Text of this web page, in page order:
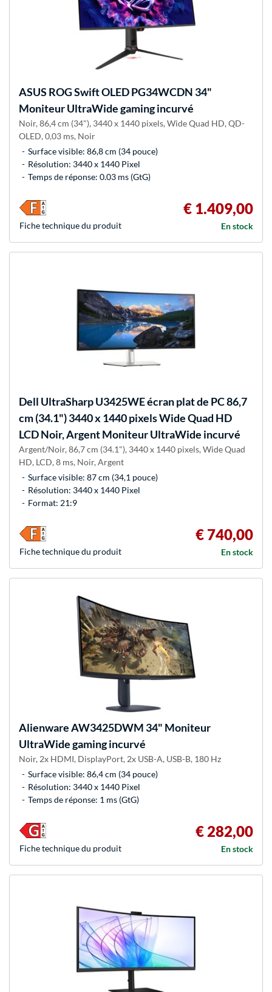
ASUS ROG Swift OLED PG34WCDN 34"
Moniteur UltraWide gaming incurvé
Noir, 86,4 cm (34"), 3440 x 1440 pixels, Wide Quad HD, QD-
OLED, 0,03 ms, Noir
Surface visible: 86,8 cm (34 pouce)
Résolution: 3440 x 1440 Pixel
Temps de réponse: 0.03 ms (GtG)
€ 1.409,00
En stock
Fiche technique du produit
Dell UltraSharp U3425WE écran plat de PC 86,7
cm (34.1") 3440 x 1440 pixels Wide Quad HD
LCD Noir, Argent Moniteur UltraWide incurvé
Argent/Noir, 86,7 cm (34.1"), 3440 x 1440 pixels, Wide Quad
HD, LCD, 8 ms, Noir, Argent
Surface visible: 87 cm (34,1 pouce)
Résolution: 3440 x 1440 Pixel
Format: 21:9
€ 740,00
En stock
Fiche technique du produit
AlienwareAW3425DWM 34" Moniteur
UltraWide gaming incurvé
Noir, 2x HDMI, DisplayPort, 2x USB-A, USB-B, 180 Hz
Surface visible: 86,4 cm (34 pouce)
Résolution: 3440 x 1440 Pixel
Temps de réponse: 1 ms (GtG)
€ 282,00
En stock
Fiche technique du produit